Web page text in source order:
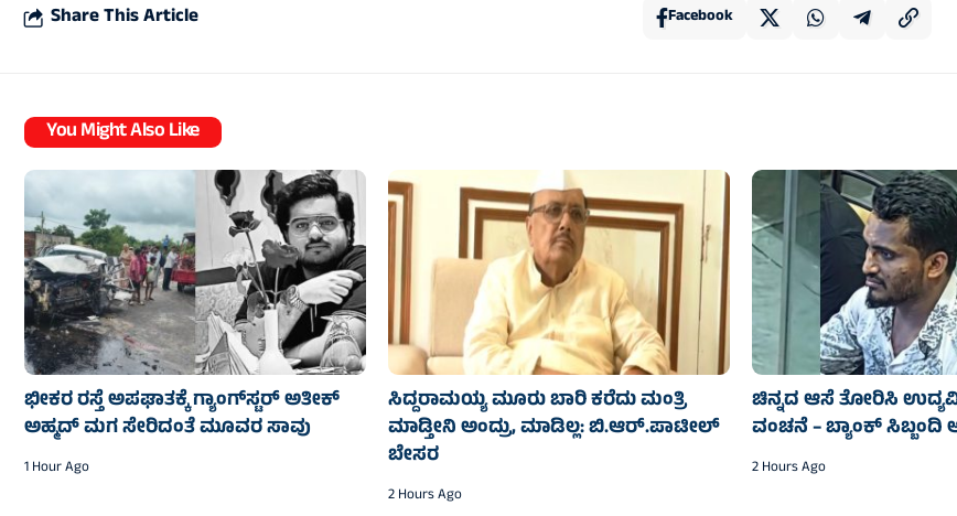
Share This Article Facebook
You Might Also Like
ಭೀಕರ ರಸ್ತೆ ಅಪಘಾತಕ್ಕೆ ಗ್ಯಾಂಗ್‌ಸ್ಟರ್ ಅತೀಕ್
ಅಹ್ಮದ್ ಮಗ ಸೇರಿದಂತೆ ಮೂವರ ಸಾವು
1 Hour Ago
ಸಿದ್ದರಾಮಯ್ಯ ಮೂರು ಬಾರಿ ಕರೆದು ಮಂತ್ರಿ
ಮಾಡ್ತೀನಿ ಅಂದ್ರು, ಮಾಡಿಲ್ಲ: ಬಿ.ಆರ್.ಪಾಟೀಲ್
ಬೇಸರ
2 Hours Ago
ಚಿನ್ನದ ಆಸೆ ತೋರಿಸಿ
ವಂಚನೆ – ಬ್ಯಾಂಕ್ ಸಿಬ್ಬಂದಿ
2 Hours Ago